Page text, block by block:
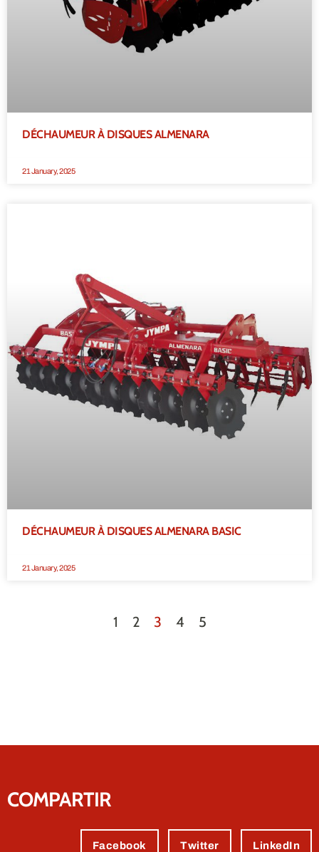
DÉCHAUMEUR À DISQUES ALMENARA
21 January, 2025
DÉCHAUMEUR À DISQUES ALMENARA BASIC
21 January, 2025
1 2 3 4 5
COMPARTIR
Facebook Twitter LinkedIn